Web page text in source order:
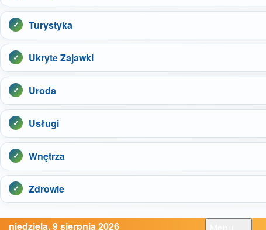
Turystyka
Ukryte Zajawki
Uroda
Usługi
Wnętrza
Zdrowie
niedziela, 9 sierpnia 2026